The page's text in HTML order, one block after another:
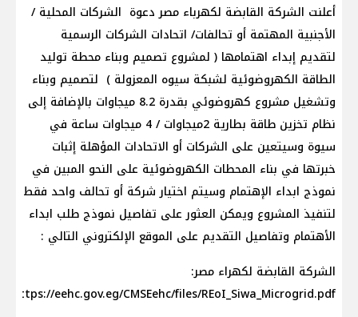
أعلنت الشركة القابضة لكهرباء مصر دعوة الشركات المحلية /
الأجنبية المهتمة أو تحالفات/ اتحادات الشركات الرسمية
لتقديم إبداء اهتمامها ( لمشروع تصميم وبناء محطة توليد
الطاقة الكهروضوئية لشبكة سيوه المعزولة ) لتصميم وبناء
وتشغيل مشروع كهروضوئي بقدرة 8.2 ميجاوات بالإضافة إلى
نظام تخزين طاقة بطارية 2ميجاوات / 4 ميجاوات ساعة في
سيوة وسيتعين على الشركات أو الاتحادات المؤهلة إثبات
خبرتها في بناء المحطات الكهروضوئية على النحو المبين في
نموذج ابداء الإهتمام وسيتم اختيار شركة أو تحالف واحد فقط
لتنفيذ المشروع ويمكن العثور على تفاصيل نموذج طلب ابداء
الأهتمام وتفاصيل التقديم على الموقع الإلكتروني التالي :
الشركة القابضة لكهراء مصر:
https://eehc.gov.eg/CMSEehc/files/REoI_Siwa_Microgrid.pdf